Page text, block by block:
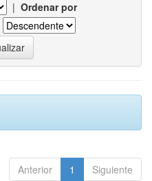
| Ordenar por
Anterior 1 Siguiente